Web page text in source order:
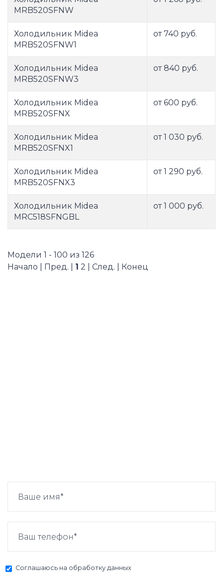
MRB520SFNW
Холодильник Midea
MRB520SFNW1
от 740 руб.
Холодильник Midea
MRB520SFNW3
от 840 руб.
Холодильник Midea
MRB520SFNX
от 600 руб.
Холодильник Midea
MRB520SFNX1
от 1 030 руб.
Холодильник Midea
MRB520SFNX3
от 1 290 руб.
Холодильник Midea
MRC518SFNGBL
от 1 000 руб.
Модели 1 - 100 из 126
Начало | Пред. | 1 2 След. Конец
Соглашаюсь на обработку данных